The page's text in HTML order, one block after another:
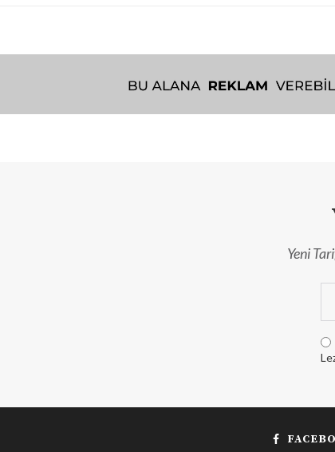
Yeni